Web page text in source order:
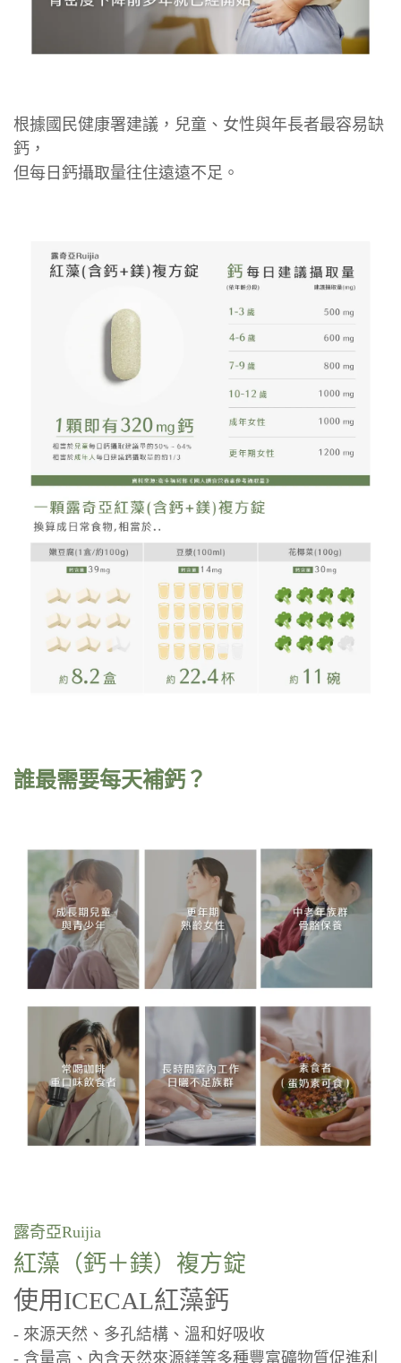
根據國民健康署建議，兒童、女性與年長者最容易缺
鈣，
但每日鈣攝取量往住遠遠不足。
誰最需要每天補鈣？
露奇亞Ruijia
紅藻（鈣＋鎂）複方錠
使用ICECAL紅藻鈣
- 來源天然、多孔結構、溫和好吸收
- 含量高、內含天然來源鎂等多種豐富礦物質促進利